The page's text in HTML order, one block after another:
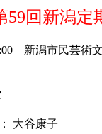
59回新潟定
新潟市民芸術
大谷康子